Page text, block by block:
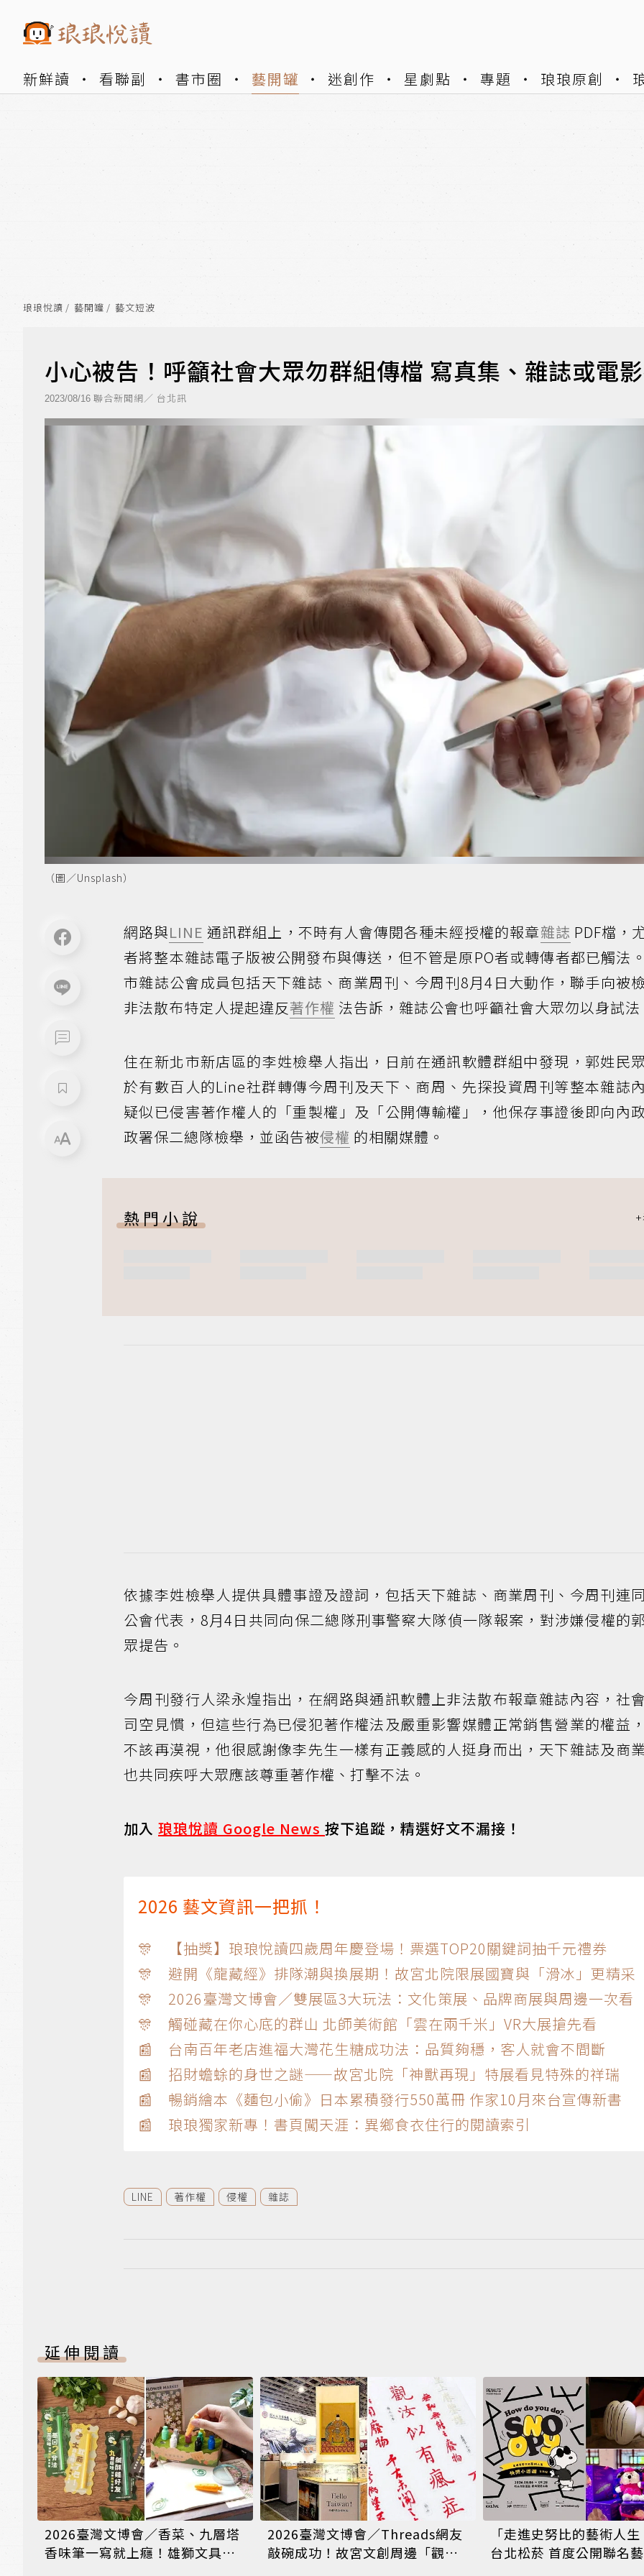
新鮮讀 看聯副 書市圈 藝開罐 迷創作 星劇點 專題 琅琅原創
琅琅悅讀 藝開罐 藝文短波
小心被告！呼籲社會大眾勿群組傳檔 寫真集、雜誌或電
2023/08/16 聯合新聞網／ 台北訊
（圖／Unsplash）
網路與LINE 通訊群組上，不時有人會傳閱各種未經授權的報章雜誌 PDF檔，
者將整本雜誌電子版被公開發布與傳送，但不管是原PO者或轉傳者都已觸法
市雜誌公會成員包括天下雜誌、商業周刊、今周刊8月4日大動作，聯手向被
非法散布特定人提起違反著作權 法告訴，雜誌公會也呼籲社會大眾勿以身試
住在新北市新店區的李姓檢舉人指出，日前在通訊軟體群組中發現，郭姓民
於有數百人的Line社群轉傳今周刊及天下、商周、先探投資周刊等整本雜誌
疑似已侵害著作權人的「重製權」及「公開傳輸權」，他保存事證後即向內
政署保二總隊檢舉，並函告被侵權 的相關媒體。
熱門小說
依據李姓檢舉人提供具體事證及證詞，包括天下雜誌、商業周刊、今周刊連
公會代表，8月4日共同向保二總隊刑事警察大隊偵一隊報案，對涉嫌侵權的
眾提告。
今周刊發行人梁永煌指出，在網路與通訊軟體上非法散布報章雜誌內容，社
司空見慣，但這些行為已侵犯著作權法及嚴重影響媒體正常銷售營業的權益
不該再漠視，他很感謝像李先生一樣有正義感的人挺身而出，天下雜誌及商
也共同疾呼大眾應該尊重著作權、打擊不法。
加入 琅琅悅讀 Google News 按下追蹤，精選好文不漏接！
2026 藝文資訊一把抓！
🎊 【抽獎】琅琅悅讀四歲周年慶登場！票選TOP20關鍵詞抽千元禮券
🎊 避開《龍藏經》排隊潮與換展期！故宮北院限展國寶與「滑冰」更精采
🎊 2026臺灣文博會／雙展區3大玩法：文化策展、品牌商展與周邊一次看
🎊 觸碰藏在你心底的群山 北師美術館「雲在兩千米」VR大展搶先看
📰 台南百年老店進福大灣花生糖成功法：品質夠穩，客人就會不間斷
📰 招財蟾蜍的身世之謎——故宮北院「神獸再現」特展看見特殊的祥瑞
📰 暢銷繪本《麵包小偷》日本累積發行550萬冊 作家10月來台宣傳新書
📰 琅琅獨家新專！書頁闖天涯：異鄉食衣住行的閱讀索引
LINE 著作權 侵權 雜誌
延伸閱讀
2026臺灣文博會／香菜、九層塔
香味筆一寫就上癮！雄獅文具推
2026臺灣文博會／Threads網友
敲碗成功！故宮文創周邊「觀汝
「走進史努比的藝術人
台北松菸 首度公開聯名